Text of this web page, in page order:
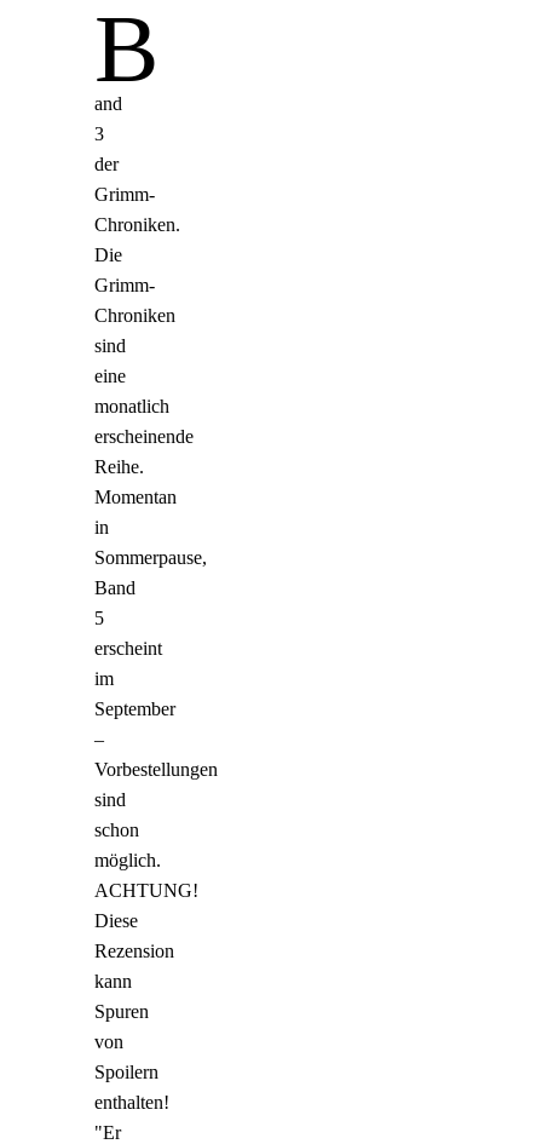
B
and
3
der
Grimm-
Chroniken.
Die
Grimm-
Chroniken
sind
eine
monatlich
erscheinende
Reihe.
Momentan
in
Sommerpause,
Band
5
erscheint
im
September
–
Vorbestellungen
sind
schon
möglich.
ACHTUNG!
Diese
Rezension
kann
Spuren
von
Spoilern
enthalten!
"Er